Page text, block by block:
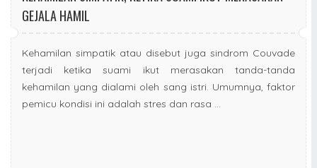
GEJALA HAMIL
Kehamilan simpatik atau disebut juga sindrom Couvade
terjadi ketika suami ikut merasakan tanda-tanda
kehamilan yang dialami oleh sang istri. Umumnya, faktor
pemicu kondisi ini adalah stres dan rasa ...